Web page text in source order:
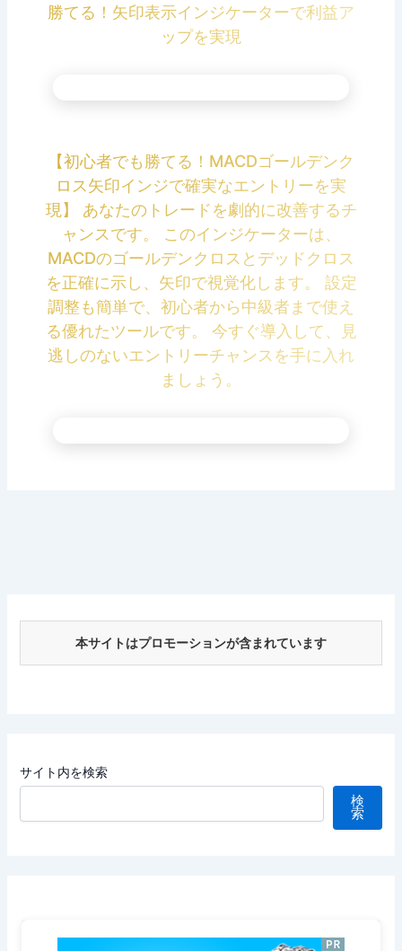
勝てる！矢印表示インジケーターで利益ア
ップを実現
【初心者でも勝てる！MACDゴールデンク
ロス矢印インジで確実なエントリーを実
現】 あなたのトレードを劇的に改善するチ
ャンスです。 このインジケーターは、
MACDのゴールデンクロスとデッドクロス
を正確に示し、矢印で視覚化します。 設定
調整も簡単で、初心者から中級者まで使え
る優れたツールです。 今すぐ導入して、見
逃しのないエントリーチャンスを手に入れ
ましょう。
本サイトはプロモーションが含まれています
サイト内を検索
検
索